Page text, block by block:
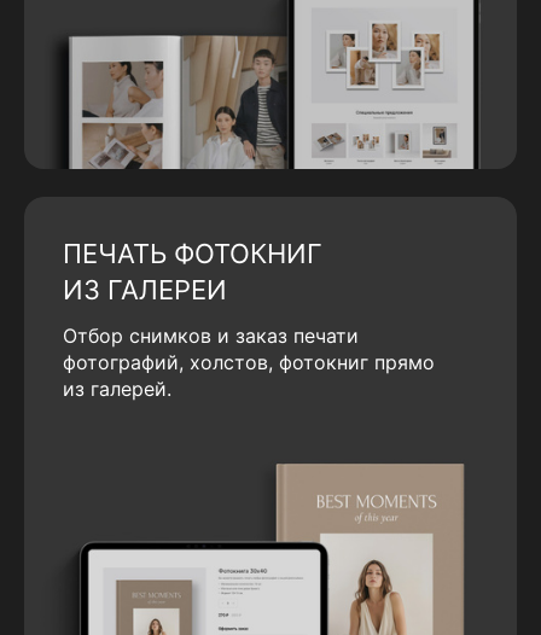
ПЕЧАТЬ ФОТОКНИГ
ИЗ ГАЛЕРЕИ
Отбор снимков и заказ печати
фотографий, холстов, фотокниг прямо
из галерей.